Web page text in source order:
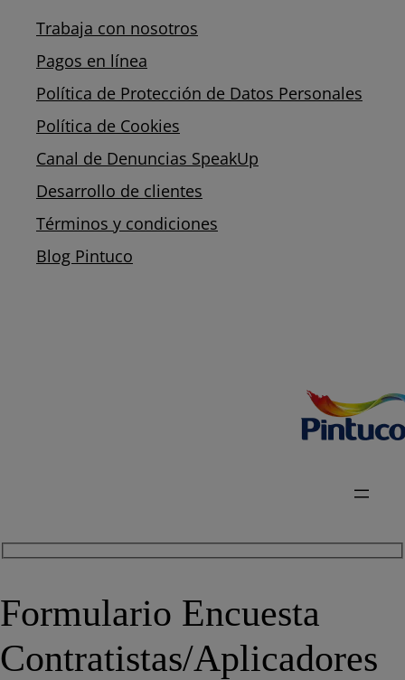
Trabaja con nosotros
Pagos en línea
Política de Protección de Datos Personales
Política de Cookies
Canal de Denuncias SpeakUp
Desarrollo de clientes
Términos y condiciones
Blog Pintuco
Formulario Encuesta
Contratistas/Aplicadores